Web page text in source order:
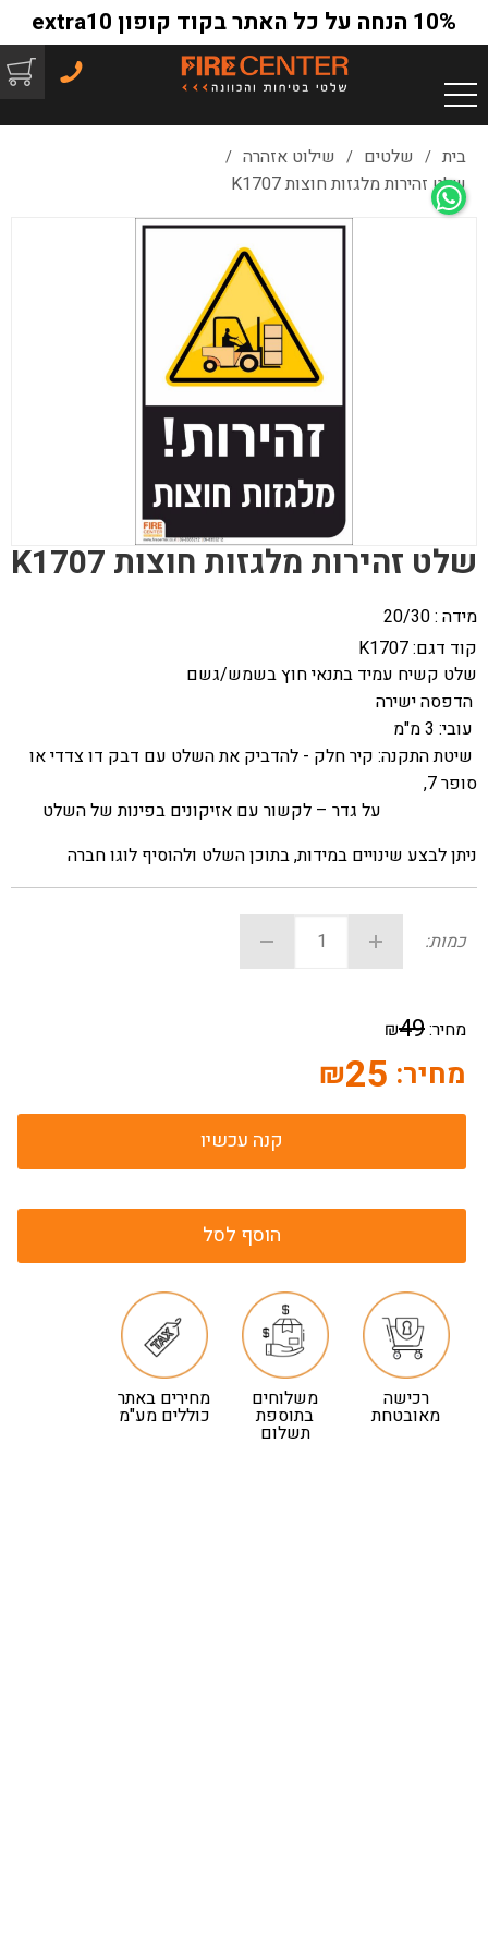
10% הנחה על כל האתר בקוד קופון extra10
בית / שלטים / שילוט אזהרה /
שלט זהירות מלגזות חוצות K1707
שלט זהירות מלגזות חוצות K1707
מידה : 20/30
קוד דגם:K1707
שלט קשיח עמיד בתנאי חוץ בשמש/גשם
הדפסה ישירה
עובי: 3 מ"מ
שיטת התקנה: קיר חלק - להדביק את השלט עם דבק דו צדדי או
סופר 7,
על גדר – לקשור עם אזיקונים בפינות של השלט
ניתן לבצע שינויים במידות, בתוכן השלט ולהוסיף לוגו חברה
כמות:
מחיר:49
₪
מחיר: 25
₪
קנה עכשיו
הוסף לסל
רכישה
מאובטחת
משלוחים
בתוספת
תשלום
מחירים באתר
כוללים מע"מ